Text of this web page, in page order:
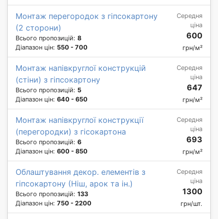
Монтаж перегородок з гіпсокартону
(2 сторони)
Всього пропозицій: 8
Діапазон цін: 550 - 700
Середня
ціна
600
грн/м²
Монтаж напівкруглої конструкцій
(стіни) з гіпсокартону
Всього пропозицій: 5
Діапазон цін: 640 - 650
Середня
ціна
647
грн/м²
Монтаж напівкруглої конструкції
(перегородки) з гісокартона
Всього пропозицій: 6
Діапазон цін: 600 - 850
Середня
ціна
693
грн/м²
Облаштування декор. елементів з
гіпсокартону (Ніш, арок та ін.)
Всього пропозицій: 133
Діапазон цін: 750 - 2200
Середня
ціна
1300
грн/шт.